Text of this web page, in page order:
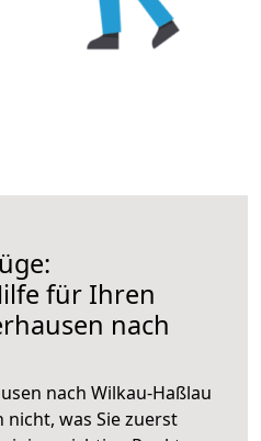
für Ihren
nach
nach Wilkau-Haßlau
nicht, was Sie zuerst